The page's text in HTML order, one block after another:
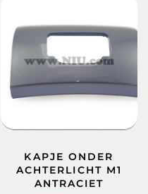
KAPJE ONDER
ACHTERLICHT M1
ANTRACIET